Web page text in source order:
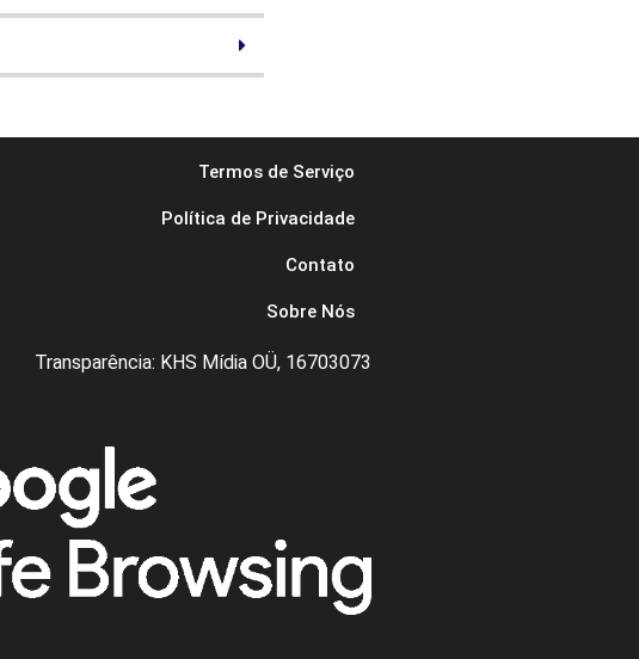
Termos de Serviço
Política de Privacidade
Contato
Sobre Nós
Transparência: KHS Mídia OÜ, 16703073